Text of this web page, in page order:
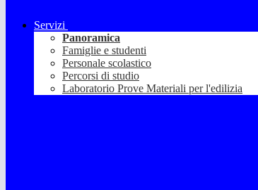
Servizi
Panoramica
Famiglie e studenti
Personale scolastico
Percorsi di studio
Laboratorio Prove Materiali per l'edilizia